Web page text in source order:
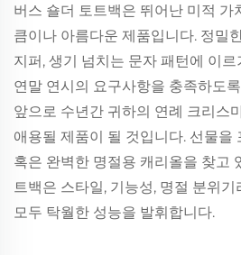
버스 숄더 토트백은 뛰어난 미적 가
큼이나 아름다운 제품입니다. 정밀
지퍼, 생기 넘치는 문자 패턴에 이
연말 연시의 요구사항을 충족하도
앞으로 수년간 귀하의 연례 크리스
애용될 제품이 될 것입니다. 선물을
혹은 완벽한 명절용 캐리올을 찾고
트백은 스타일, 기능성, 명절 분위
모두 탁월한 성능을 발휘합니다.